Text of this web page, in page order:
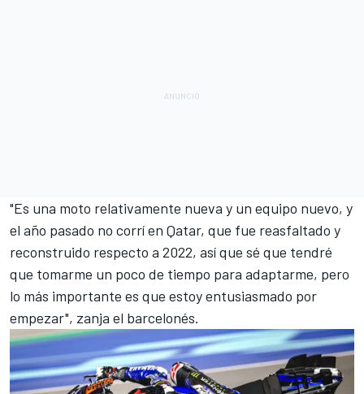
"Es una moto relativamente nueva y un equipo nuevo, y
el año pasado no corrí en Qatar, que fue reasfaltado y
reconstruido respecto a 2022, así que sé que tendré
que tomarme un poco de tiempo para adaptarme, pero
lo más importante es que estoy entusiasmado por
empezar", zanja el barcelonés.